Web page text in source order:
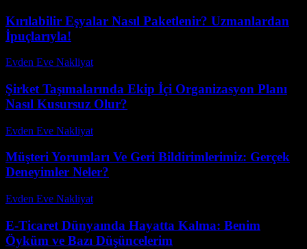
Kırılabilir Eşyalar Nasıl Paketlenir? Uzmanlardan
İpuçlarıyla!
Evden Eve Nakliyat
Şirket Taşımalarında Ekip İçi Organizasyon Planı
Nasıl Kusursuz Olur?
Evden Eve Nakliyat
Müşteri Yorumları Ve Geri Bildirimlerimiz: Gerçek
Deneyimler Neler?
Evden Eve Nakliyat
E-Ticaret Dünyaında Hayatta Kalma: Benim
Öyküm ve Bazı Düşüncelerim